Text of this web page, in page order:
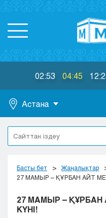
02:53 04:45
Астана
Астана
Алматы
Актобе
Атырау
Караганда
Кокшетау
Басты бет
Жаңалықтар
27 МАМЫР – ҚҰРБАН АЙТ
27 МАМЫР – ҚҰРБАН
КҮНІ!